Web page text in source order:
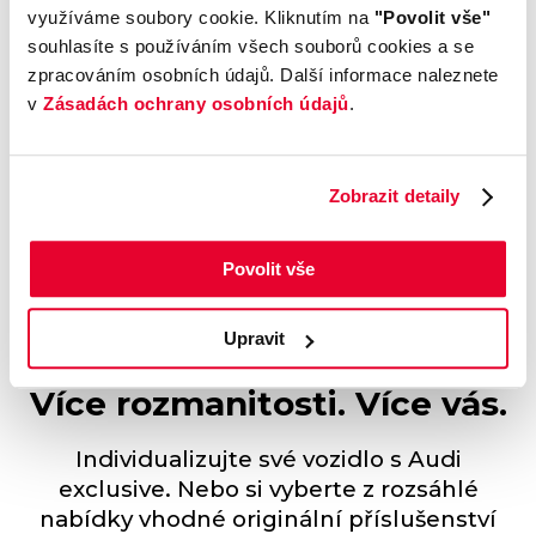
využíváme soubory cookie. Kliknutím na "Povolit vše"
souhlasíte s používáním všech souborů cookies a se
zpracováním osobních údajů. Další informace naleznete
v Zásadách ochrany osobních údajů.
Zobrazit detaily
Povolit vše
Upravit
V interiéru se digitální technologie snoubí
s vysoce kvalitními materiály a vytvářejí
zvláštní atmosféru s moderní estetikou.
hlasem pomocí Audi assistant nebo
Více rozmanitosti. Více vás.
Individualizujte své vozidlo s Audi
exclusive. Nebo si vyberte z rozsáhlé
nabídky vhodné originální příslušenství